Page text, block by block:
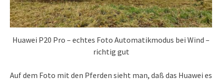
Huawei P20 Pro – echtes Foto Automatikmodus bei Wind –
richtig gut
Auf dem Foto mit den Pferden sieht man, daß das Huawei es